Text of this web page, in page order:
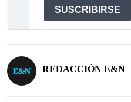
REDACCIÓN E&N